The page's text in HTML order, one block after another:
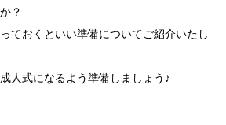
？
ておくといい準備についてご紹介いたし
人式になるよう準備しましょう♪